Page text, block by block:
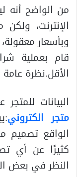
من الواضح
الإنترنت،
وبأسعار
قام بعملية
الأقل.نظرة
البيانات
متجر الكتروني
الواقع تصميم
كثيرًا عن أي
النظر في بعض